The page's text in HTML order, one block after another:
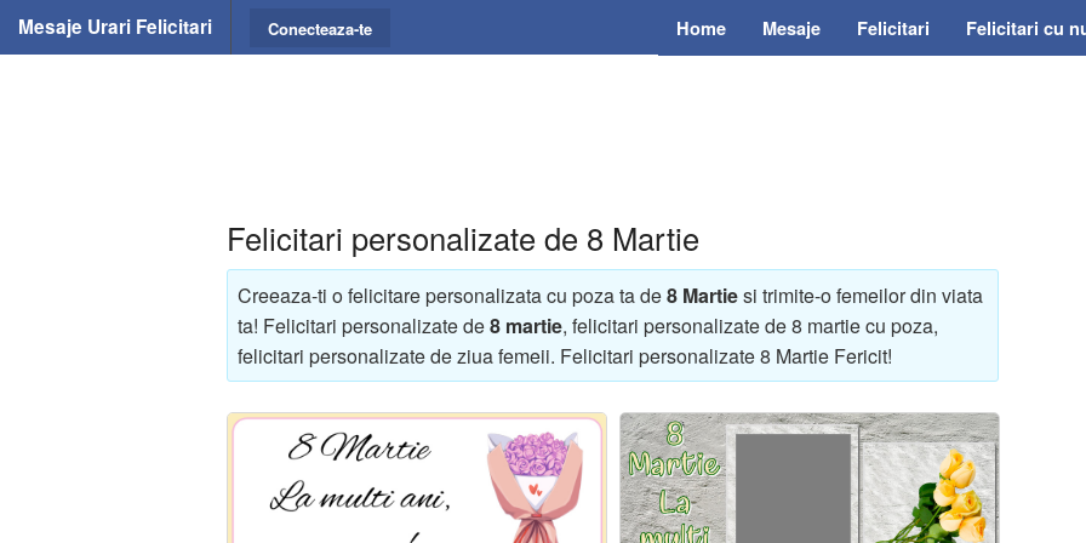
Mesaje Urari Felicitari Home Mesaje Felicitari Felicitari cu
Conecteaza-te
Felicitari personalizate de 8 Martie
Creeaza-ti o felicitare personalizata cu poza ta de8 Martiesi trimite-o femeilor din viata
ta! Felicitari personalizate de8 martie, felicitari personalizate de 8 martie cu poza,
felicitari personalizate de ziua femeii. Felicitari personalizate 8 Martie Fericit!